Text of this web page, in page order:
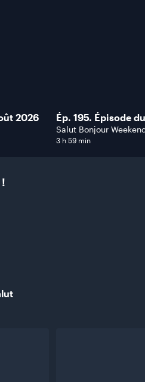
2026 Ép. 195. Épisode
Salut Bonjour
3 h 59 min
!